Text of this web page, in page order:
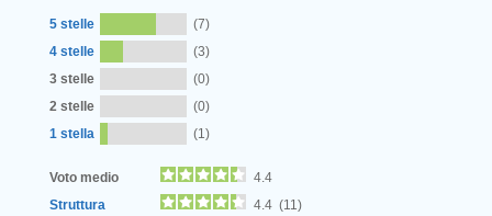
5 stelle
(7)
4 stelle
(3)
3 stelle
(0)
2 stelle
(0)
1 stella
(1)
Voto medio
4.4
Struttura
4.4 (11)